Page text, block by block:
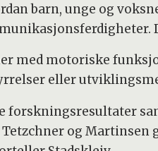
barn, unge og
med motoriske
eller
forskningsresultater
og Martinsen